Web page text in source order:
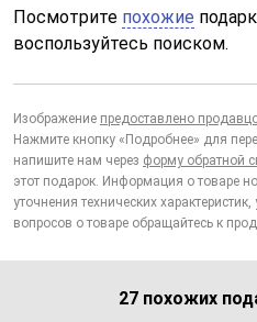
Посмотрите похожие
воспользуйтесь поиском.
Изображение предоставлено
Нажмите кнопку «Подробнее» для
напишите нам через форму обратной
этот подарок. Информация о товаре
уточнения технических
вопросов о товаре обращайтесь к
27 похожих